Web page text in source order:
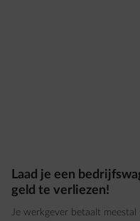
Laad je een
geld te verliezen!
Je werkgever betaalt